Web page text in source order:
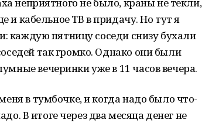
и кабельное ТВ в придачу. Но тут я
каждую пятницу соседи снизу бухали
так громко. Однако они были
вечеринки уже в 11 часов вечера.
в тумбочке, и когда надо было что-
В итоге через два месяца денег не